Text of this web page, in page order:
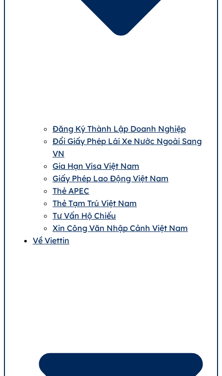
Đăng Ký Thành Lập Doanh Nghiệp
Đổi Giấy Phép Lái Xe Nước Ngoài Sang
VN
Gia Hạn Visa Việt Nam
Giấy Phép Lao Động Việt Nam
Thẻ APEC
Thẻ Tạm Trú Việt Nam
Tư Vấn Hộ Chiếu
Xin Công Văn Nhập Cảnh Việt Nam
Về Viettin